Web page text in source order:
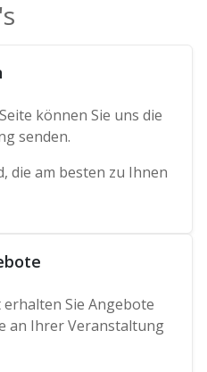
können Sie uns die
senden.
die am besten zu Ihnen
Sie Angebote
an Ihrer Veranstaltung